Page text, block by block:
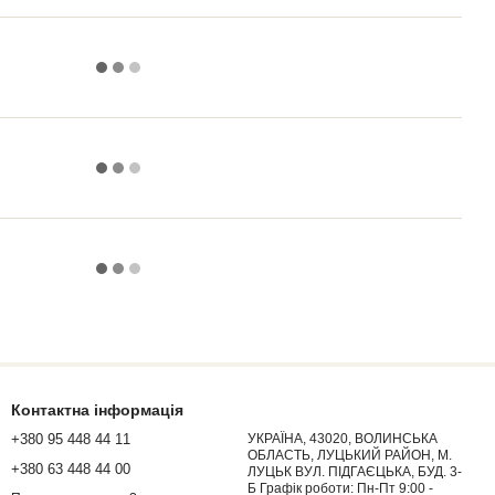
Контактна інформація
+380 95 448 44 11
+380 63 448 44 00
УКРАЇНА, 43020, ВОЛИНСЬКА
ОБЛАСТЬ, ЛУЦЬКИЙ РАЙОН, М.
ЛУЦЬК ВУЛ. ПІДГАЄЦЬКА, БУД. 3-
Б Графік роботи: Пн-Пт 9:00 -